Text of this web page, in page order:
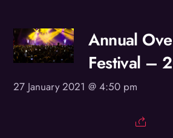
Annual
Festival –
27 January 2021 @ 4:50 pm